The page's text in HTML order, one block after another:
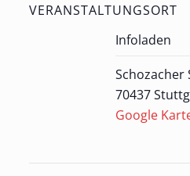
VERANSTALTUNGSORT
Infoladen
Schozacher
70437
Google